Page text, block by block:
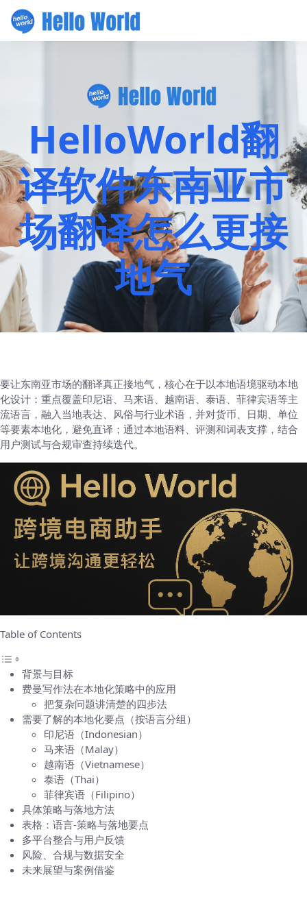
HelloWorld翻
译软件东南亚市
场翻译怎么更接
地气
要让东南亚市场的翻译真正接地气，核心在于以本地语境驱动本地
化设计：重点覆盖印尼语、马来语、越南语、泰语、菲律宾语等主
流语言，融入当地表达、风俗与行业术语，并对货币、日期、单位
等要素本地化，避免直译；通过本地语料、评测和词表支撑，结合
用户测试与合规审查持续迭代。
Table of Contents
背景与目标
费曼写作法在本地化策略中的应用
把复杂问题讲清楚的四步法
需要了解的本地化要点（按语言分组）
印尼语（Indonesian）
马来语（Malay）
越南语（Vietnamese）
泰语（Thai）
菲律宾语（Filipino）
具体策略与落地方法
表格：语言-策略与落地要点
多平台整合与用户反馈
风险、合规与数据安全
未来展望与案例借鉴